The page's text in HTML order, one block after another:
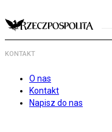
KONTAKT
O nas
Kontakt
Napisz do nas